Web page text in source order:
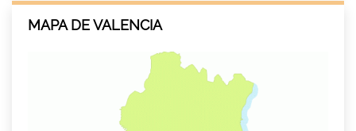
MAPA DE VALENCIA